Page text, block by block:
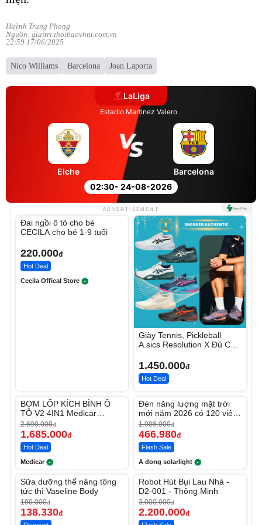
Huỳnh Trung Phong
Nguồn: giaitri.thoibaovhnt.com.vn
22:59 17/06/2025
Nico Williams Barcelona Joan Laporta
LaLiga
Estadio Martinez Valero
02:30- 24-08-2026
Elche Barcelona
ADVERTISEMENT
Đai ngồi ô tô cho bé
CECILA cho bé 1-9 tuổi
220.000đ
Hot Deal
Cecila Offical Store
Giày Tennis, Pickleball
A.sics Resolution X Đủ Các
1.450.000đ
Hot Deal
-37%
BƠM LỐP KÍCH BÌNH Ô
TÔ V2 4IN1 Medicar
12.000mAh
2.690.000đ
1.685.000đ
Hot Deal
Medicar
-56%
Đèn năng lượng mặt trời
mới năm 2026 có 120 viên
LED lớn
1.086.000đ
466.980đ
Flash Sale
A dong solarlight
-27%
Sữa dưỡng thể nâng tông
tức thì Vaseline Body
190.000đ
138.330đ
-26%
Robot Hút Bụi Lau Nhà -
D2-001 - Thông Minh
3.000.000đ
2.200.000đ